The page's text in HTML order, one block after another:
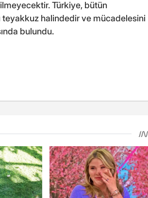
Türkiye, bütün
teyakkuz halindedir ve mücadelesini
bulundu.